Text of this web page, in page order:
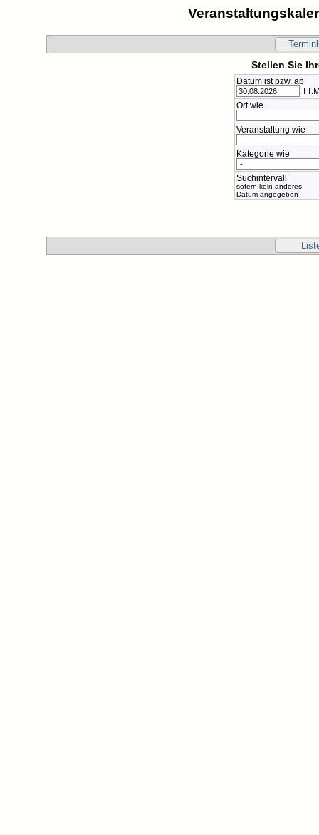
Stellen Sie
Datum ist bzw. ab
Ort wie
Veranstaltung wie
Kategorie wie
Suchintervall
sofern kein anderes
Datum angegeben